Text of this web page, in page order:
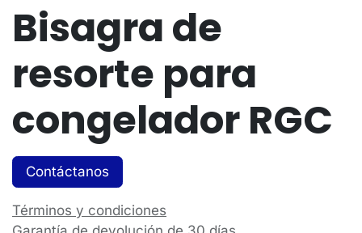
Bisagra de
resorte para
congelador RGC
Contáctanos
Términos y condiciones